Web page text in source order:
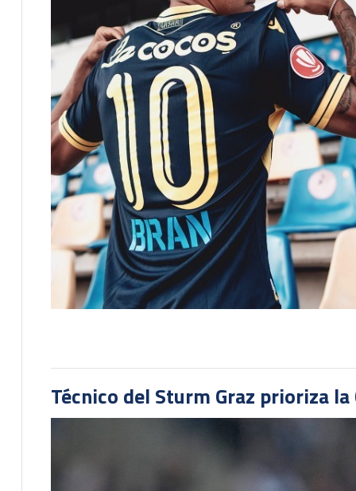
Técnico del Sturm Graz prioriza